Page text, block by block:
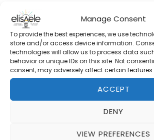
Manage Consent
To provide the best experiences, we use
store and/or access device information.
technologies will allow us to process data
behavior or unique IDs on this site. Not
consent, may adversely affect certain
ACCEPT
DENY
VIEW PREFERENCES
Deja una respuesta
Tu dirección de correo electrónico no
campos obligatorios están marcados
Comentario*